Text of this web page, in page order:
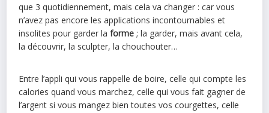
que 3 quotidiennement, mais cela va changer : car vous
n’avez pas encore les applications incontournables et
insolites pour garder laforme ; la garder, mais avant cela,
la découvrir, la sculpter, la chouchouter…
Entre l’appli qui vous rappelle de boire, celle qui compte les
calories quand vous marchez, celle qui vous fait gagner de
l’argent si vous mangez bien toutes vos courgettes, celle